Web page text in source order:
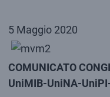
5 Maggio 2020
COMUNICATO
UniMIB-UniNA-